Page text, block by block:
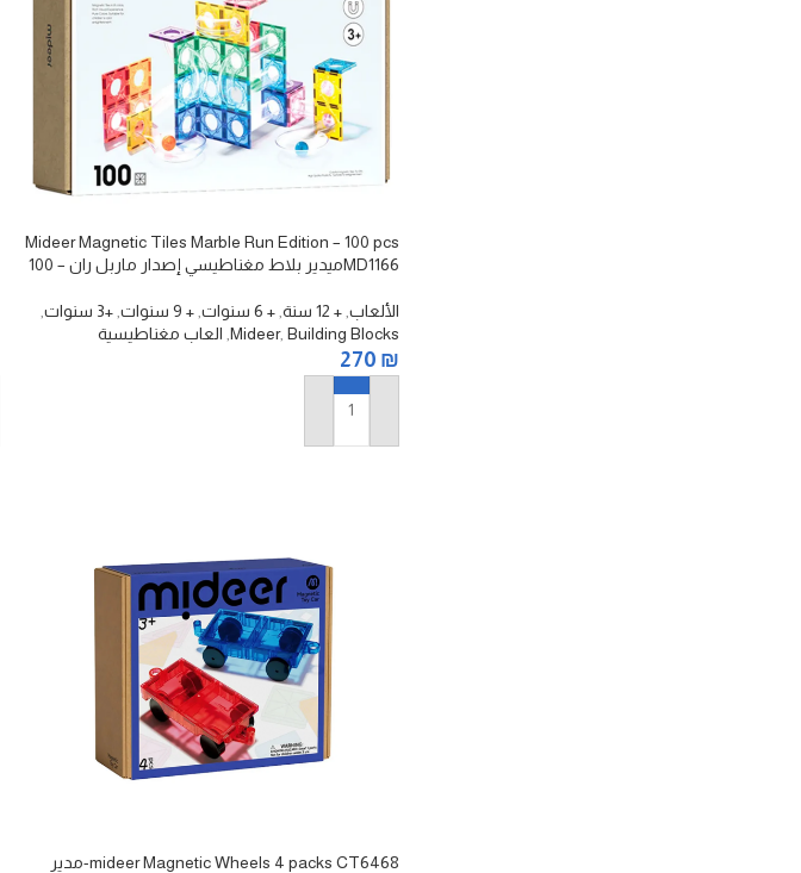
Mideer Magnetic Tiles Marble Run Edition – 100 pcs
MD1166ميدير بلاط مغناطيسي إصدار ماربل ران – 100
الألعاب + 12 سنة + 6 سنوات + 9 سنوات +3 سنوات
Mideer, Building Blocks العاب مغناطيسية
270 ₪
إضافة إلى السلة
mideer Magnetic Wheels 4 packs CT6468-مدير